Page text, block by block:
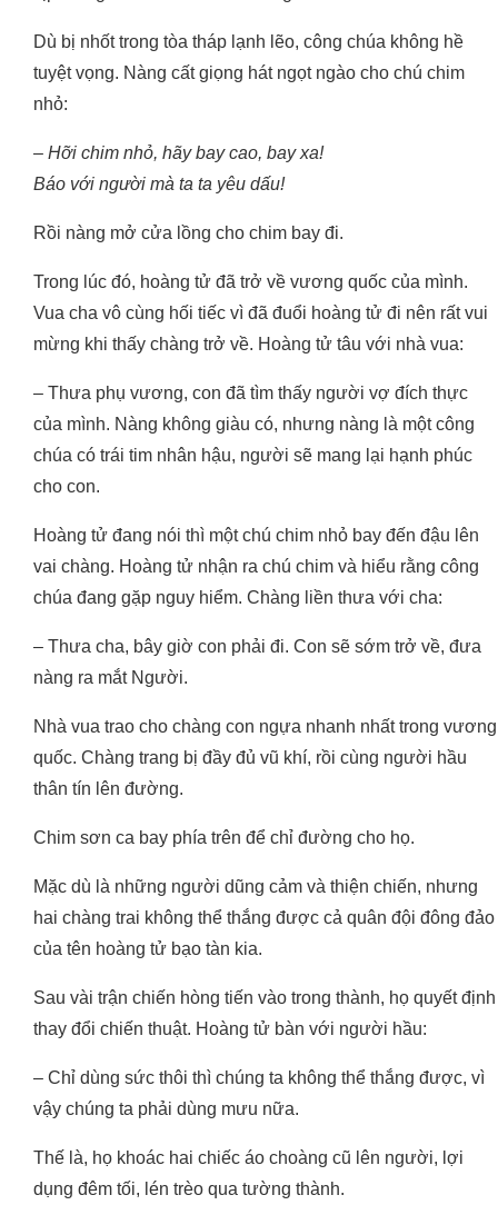
Dù bị nhốt trong tòa tháp lạnh lẽo, công chúa không hề
tuyệt vọng. Nàng cất giọng hát ngọt ngào cho chú chim
nhỏ:
– Hỡi chim nhỏ, hãy bay cao, bay xa!
Báo với người mà ta ta yêu dấu!
Rồi nàng mở cửa lồng cho chim bay đi.
Trong lúc đó, hoàng tử đã trở về vương quốc của mình.
Vua cha vô cùng hối tiếc vì đã đuổi hoàng tử đi nên rất vui
mừng khi thấy chàng trở về. Hoàng tử tâu với nhà vua:
– Thưa phụ vương, con đã tìm thấy người vợ đích thực
của mình. Nàng không giàu có, nhưng nàng là một công
chúa có trái tim nhân hậu, người sẽ mang lại hạnh phúc
cho con.
Hoàng tử đang nói thì một chú chim nhỏ bay đến đậu lên
vai chàng. Hoàng tử nhận ra chú chim và hiểu rằng công
chúa đang gặp nguy hiểm. Chàng liền thưa với cha:
– Thưa cha, bây giờ con phải đi. Con sẽ sớm trở về, đưa
nàng ra mắt Người.
Nhà vua trao cho chàng con ngựa nhanh nhất trong vương
quốc. Chàng trang bị đầy đủ vũ khí, rồi cùng người hầu
thân tín lên đường.
Chim sơn ca bay phía trên để chỉ đường cho họ.
Mặc dù là những người dũng cảm và thiện chiến, nhưng
hai chàng trai không thể thắng được cả quân đội đông đảo
của tên hoàng tử bạo tàn kia.
Sau vài trận chiến hòng tiến vào trong thành, họ quyết định
thay đổi chiến thuật. Hoàng tử bàn với người hầu:
– Chỉ dùng sức thôi thì chúng ta không thể thắng được, vì
vậy chúng ta phải dùng mưu nữa.
Thế là, họ khoác hai chiếc áo choàng cũ lên người, lợi
dụng đêm tối, lén trèo qua tường thành.